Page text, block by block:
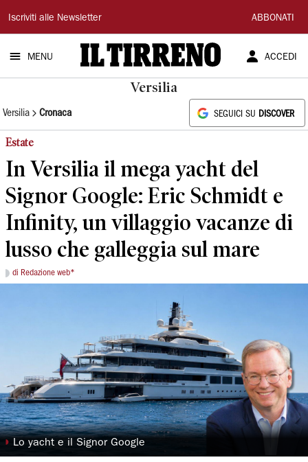
Il
Tirreno
Iscriviti alle Newsletter ABBONATI
MENU ACCEDI
Versilia
Versilia Cronaca SEGUICI SU DISCOVER
Estate
In Versilia il mega yacht del
Signor Google: Eric Schmidt e
Infinity, un villaggio vacanze di
lusso che galleggia sul mare
di Redazione web*
◗ Lo yacht e il Signor Google